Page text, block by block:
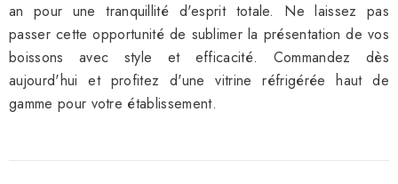
an pour une tranquillité d'esprit totale. Ne laissez pas
passer cette opportunité de sublimer la présentation de vos
boissons avec style et efficacité. Commandez dès
aujourd'hui et profitez d'une vitrine réfrigérée haut de
gamme pour votre établissement.